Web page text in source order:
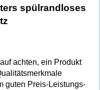
spülrandloses
achten, ein Produkt
guten Preis-Leistungs-